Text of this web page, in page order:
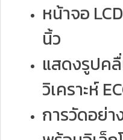
หน้าจอ
นิ้ว
แสดงรูปค
วิเคราะห์
การวัดอย่า